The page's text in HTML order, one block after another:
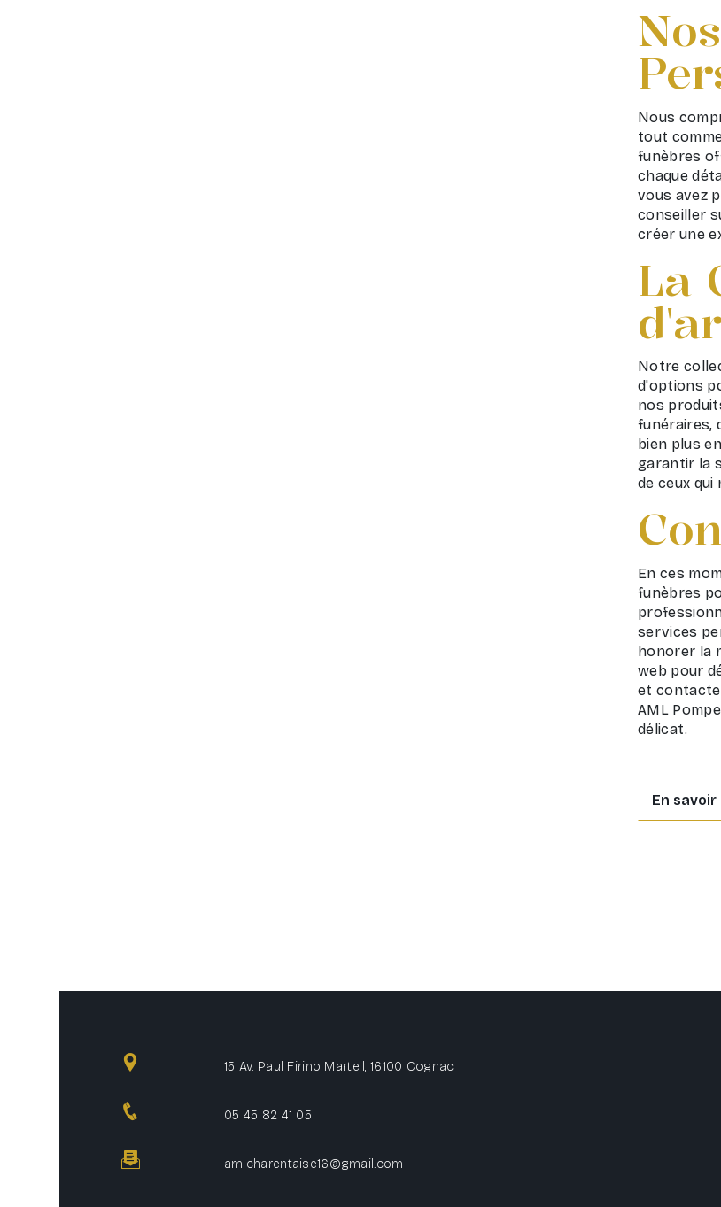
Nous
tout
funèbres
chaque
vous avez
conseiller
créer une
La
Notre
d'options
nos
funéraires,
bien plus
garantir la
de ceux
En ces
funèbres
services
honorer la
web pour
et
AML
délicat.
En savoir
15 Av. Paul Firino Martell, 16100 Cognac
05 45 82 41 05
amlcharentaise16@gmail.com